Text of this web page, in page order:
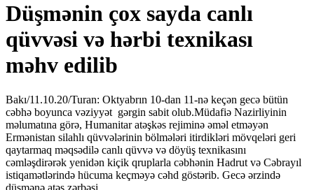
Düşmənin çox sayda canlı
qüvvəsi və hərbi texnikası
məhv edilib
Bakı/11.10.20/Turan: Oktyabrın 10-dan 11-nə keçən gecə bütün
cəbhə boyunca vəziyyət gərgin sabit olub.Müdafiə Nazirliyinin
məlumatına görə, Humanitar atəşkəs rejiminə əməl etməyən
Ermənistan silahlı qüvvələrinin bölmələri itirdikləri mövqeləri geri
qaytarmaq məqsədilə canlı qüvvə və döyüş texnikasını
cəmləşdirərək yenidən kiçik qruplarla cəbhənin Hadrut və Cəbrayıl
istiqamətlərində hücuma keçməyə cəhd göstərib. Gecə ərzində
düşmənə atəş zərbəsi...